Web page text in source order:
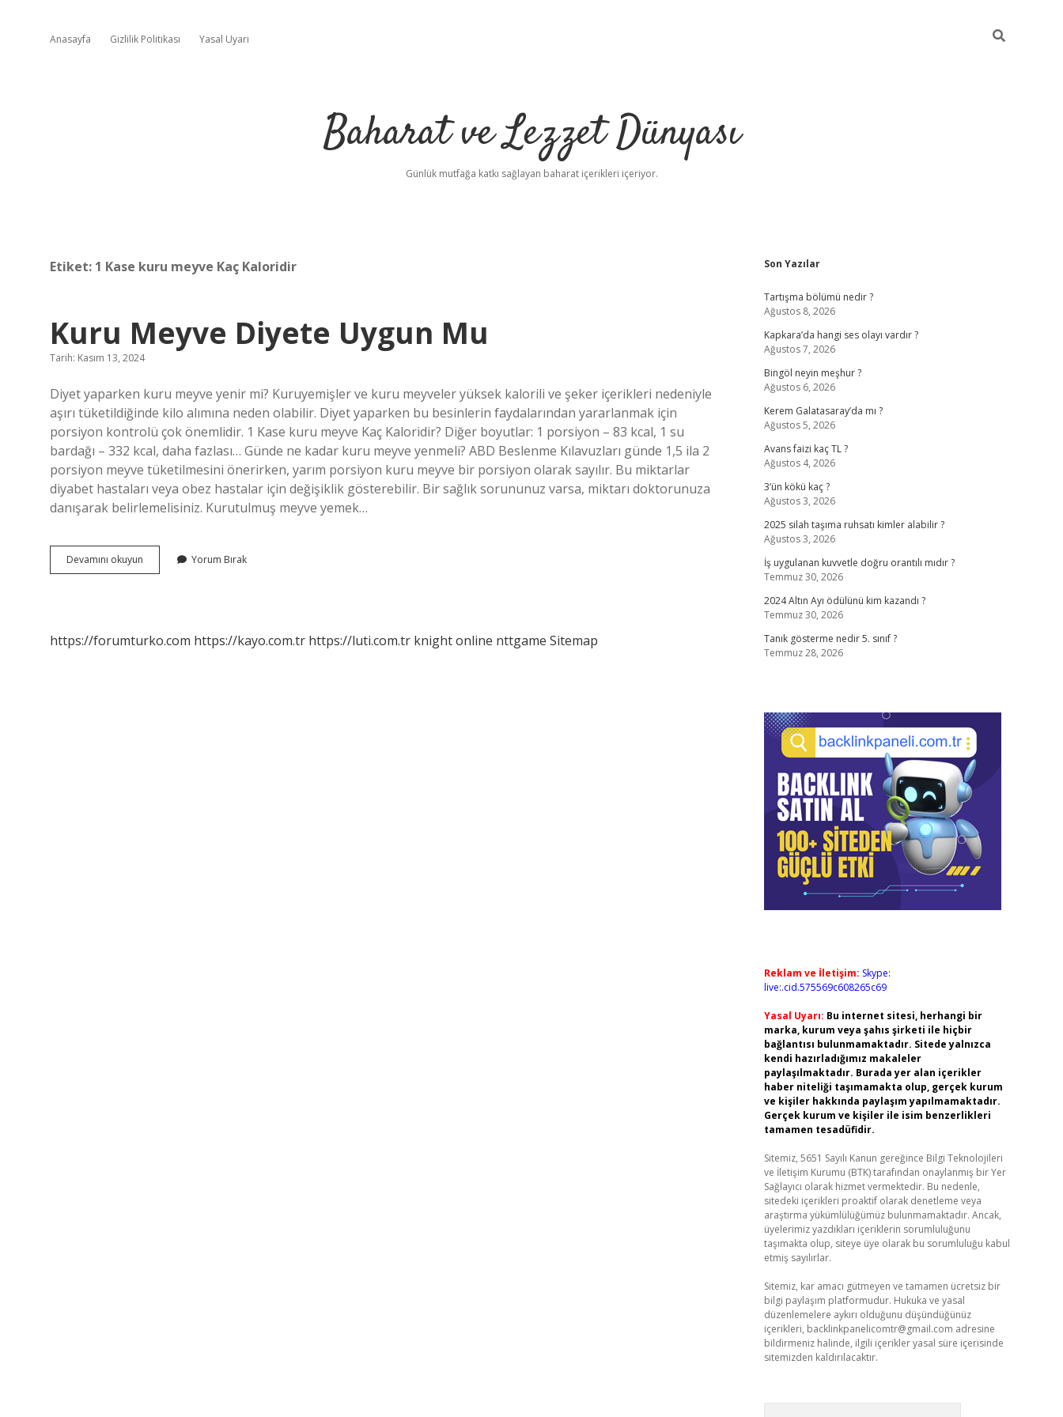
Anasayfa Gizlilik Politikası Yasal Uyarı
Baharat ve Lezzet Dünyası
Günlük mutfağa katkı sağlayan baharat içerikleri içeriyor.
Etiket: 1 Kase kuru meyve Kaç Kaloridir
Kuru Meyve Diyete Uygun Mu
Tarih: Kasım 13, 2024
Diyet yaparken kuru meyve yenir mi? Kuruyemişler ve kuru meyveler yüksek kalorili ve şeker içerikleri nedeniyle
aşırı tüketildiğinde kilo alımına neden olabilir. Diyet yaparken bu besinlerin faydalarından yararlanmak için
porsiyon kontrolü çok önemlidir. 1 Kase kuru meyve Kaç Kaloridir? Diğer boyutlar: 1 porsiyon – 83 kcal, 1 su
bardağı – 332 kcal, daha fazlası… Günde ne kadar kuru meyve yenmeli? ABD Beslenme Kılavuzları günde 1,5 ila 2
porsiyon meyve tüketilmesini önerirken, yarım porsiyon kuru meyve bir porsiyon olarak sayılır. Bu miktarlar
diyabet hastaları veya obez hastalar için değişiklik gösterebilir. Bir sağlık sorununuz varsa, miktarı doktorunuza
danışarak belirlemelisiniz. Kurutulmuş meyve yemek…
Devamını okuyun
Meyve
Yorum Bırak
https://forumturko.com https://kayo.com.tr https://luti.com.tr knight online nttgame Sitemap
Sidebar
Son Yazılar
Tartışma bölümü nedir ?
Ağustos 8, 2026
Kapkara’da hangi ses olayı vardır ?
Ağustos 7, 2026
Bingöl neyin meşhur ?
Ağustos 6, 2026
Kerem Galatasaray’da mı ?
Ağustos 5, 2026
Avans faizi kaç TL ?
Ağustos 4, 2026
3’ün kökü kaç ?
Ağustos 3, 2026
2025 silah taşıma ruhsatı kimler alabilir ?
Ağustos 3, 2026
İş uygulanan kuvvetle doğru orantılı mıdır ?
Temmuz 30, 2026
2024 Altın Ayı ödülünü kim kazandı ?
Temmuz 30, 2026
Tanık gösterme nedir 5. sınıf ?
Temmuz 28, 2026
Reklam ve İletişim: Skype:
live:.cid.575569c608265c69
Yasal Uyarı: Bu internet sitesi, herhangi bir
marka, kurum veya şahıs şirketi ile hiçbir
bağlantısı bulunmamaktadır. Sitede yalnızca
kendi hazırladığımız makaleler
paylaşılmaktadır. Burada yer alan içerikler
haber niteliği taşımamakta olup, gerçek kurum
ve kişiler hakkında paylaşım yapılmamaktadır.
Gerçek kurum ve kişiler ile isim benzerlikleri
tamamen tesadüfidir.
Sitemiz, 5651 Sayılı Kanun gereğince Bilgi Teknolojileri
ve İletişim Kurumu (BTK) tarafından onaylanmış bir Yer
Sağlayıcı olarak hizmet vermektedir. Bu nedenle,
sitedeki içerikleri proaktif olarak denetleme veya
araştırma yükümlülüğümüz bulunmamaktadır. Ancak,
üyelerimiz yazdıkları içeriklerin sorumluluğunu
taşımakta olup, siteye üye olarak bu sorumluluğu kabul
etmiş sayılırlar.
Sitemiz, kar amacı gütmeyen ve tamamen ücretsiz bir
bilgi paylaşım platformudur. Hukuka ve yasal
düzenlemelere aykırı olduğunu düşündüğünüz
içerikleri, backlinkpanelicomtr@gmail.com adresine
bildirmeniz halinde, ilgili içerikler yasal süre içerisinde
sitemizden kaldırılacaktır.